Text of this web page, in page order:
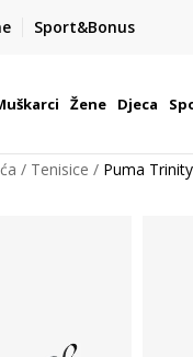
Sport&Bonus
NOW
800 paketomata u
Žene Djeca
Tenisice Puma